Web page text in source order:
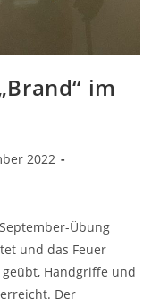
im
2022
Übung
und das Feuer
Handgriffe und
Der